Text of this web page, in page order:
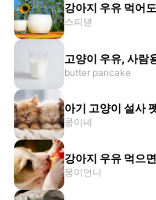
강아지 우유 먹어
스피댇
고양이 우유, 사람
butter pancake
아기 고양이 설사
콩이네
강아지 우유 먹으
몽이언니